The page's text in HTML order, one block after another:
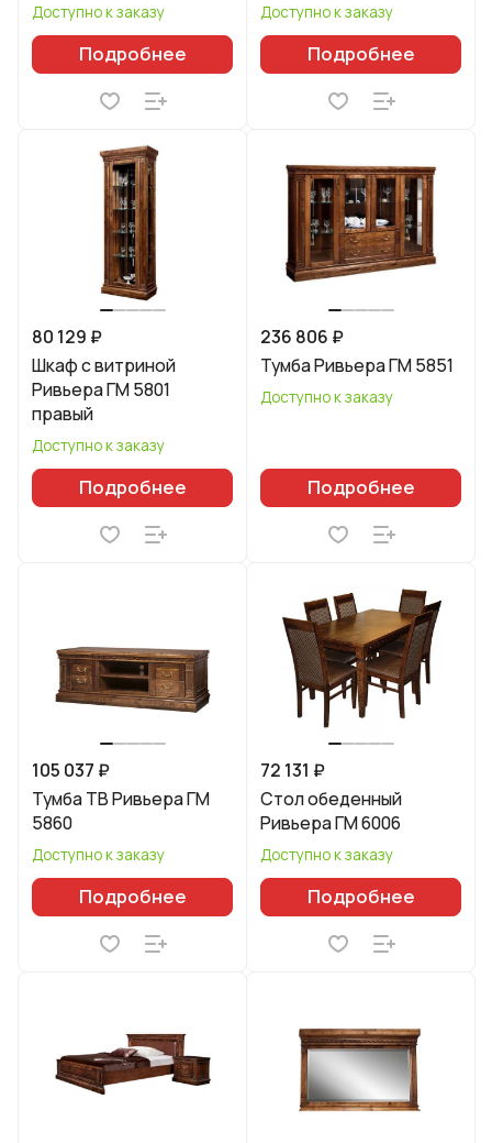
Доступно к заказу
Подробнее
Доступно к заказу
Подробнее
80 129 ₽
Шкаф с витриной
Ривьера ГМ 5801
правый
Доступно к заказу
Подробнее
236 806 ₽
Тумба Ривьера ГМ 5851
Доступно к заказу
Подробнее
105 037 ₽
Тумба ТВ Ривьера ГМ
5860
Доступно к заказу
Подробнее
72 131 ₽
Стол обеденный
Ривьера ГМ 6006
Доступно к заказу
Подробнее